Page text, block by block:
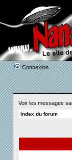
Connexion
Voir les messages
Index du forum